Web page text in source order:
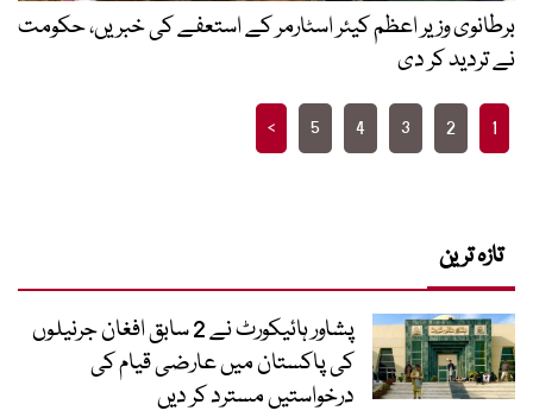
برطانوی وزیر اعظم کیئر اسٹارمر کے استعفے کی خبریں، حکومت
نے تردید کر دی
Posts
pagination
1
2
3
4
5
>
تازہ ترین
پشاور ہائیکورٹ نے 2 سابق افغان جرنیلوں
کی پاکستان میں عارضی قیام کی
درخواستیں مسترد کر دیں